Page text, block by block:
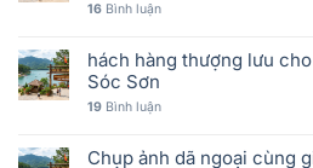
16 Bình luận
hách hàng thượng lưu
Sóc Sơn
19 Bình luận
Chụp ảnh dã ngoại cùng